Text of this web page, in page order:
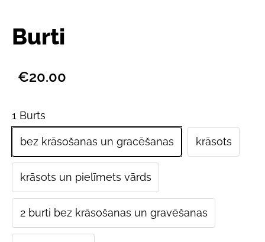
Burti
€20.00
1 Burts
bez krāsošanas un gracēšanas krāsots
krāsots un pielīmets vārds
2 burti bez krāsošanas un gravēšanas